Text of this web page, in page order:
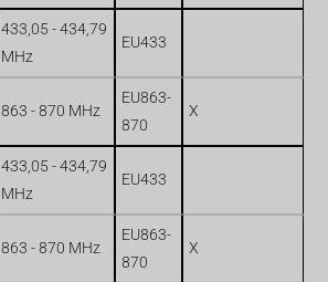
433,05 - 434,79
MHz
EU433
863 - 870 MHz
EU863-
870
X
433,05 - 434,79
MHz
EU433
863 - 870 MHz
EU863-
870
X